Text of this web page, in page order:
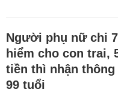
Người phụ nữ chi
hiểm cho con trai,
tiền thì nhận
99 tuổi